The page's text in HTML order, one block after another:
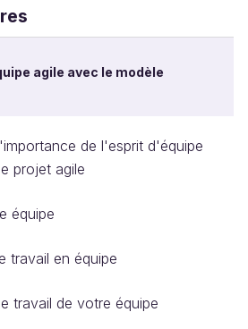
agile avec le modèle
de l'esprit d'équipe
projet agile
équipe
travail en équipe
travail de votre équipe